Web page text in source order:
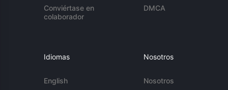
Conviértase en
colaborador
DMCA
Idiomas
English
Nosotros
Nosotros